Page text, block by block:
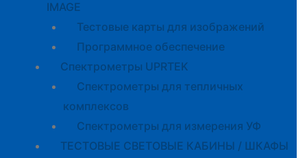
IMAGE
Тестовые карты для изображений
Программное обеспечение
Спектрометры UPRTEK
Спектрометры для тепличных
комплексов
Спектрометры для измерения УФ
ТЕСТОВЫЕ СВЕТОВЫЕ КАБИНЫ / ШКАФЫ